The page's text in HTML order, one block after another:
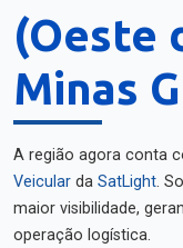
(Oeste
Minas
A região agora conta
Veicular da SatLight.
maior visibilidade,
operação logística.